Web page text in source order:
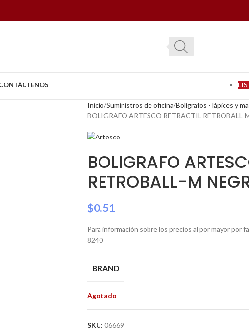
CONTÁCTENOS
Inicio Suministros de oficina Bolígrafos - lápices y
BOLIGRAFO ARTESCO RETRACTIL RETROBALL-
BOLIGRAFO
RETROBALL-M
$0.51
Para información sobre los precios al por mayor por
8240
BRAND
Agotado
SKU: 06669